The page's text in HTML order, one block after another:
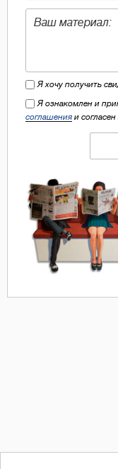
Я хочу получить
Я ознакомлен и
соглашения и